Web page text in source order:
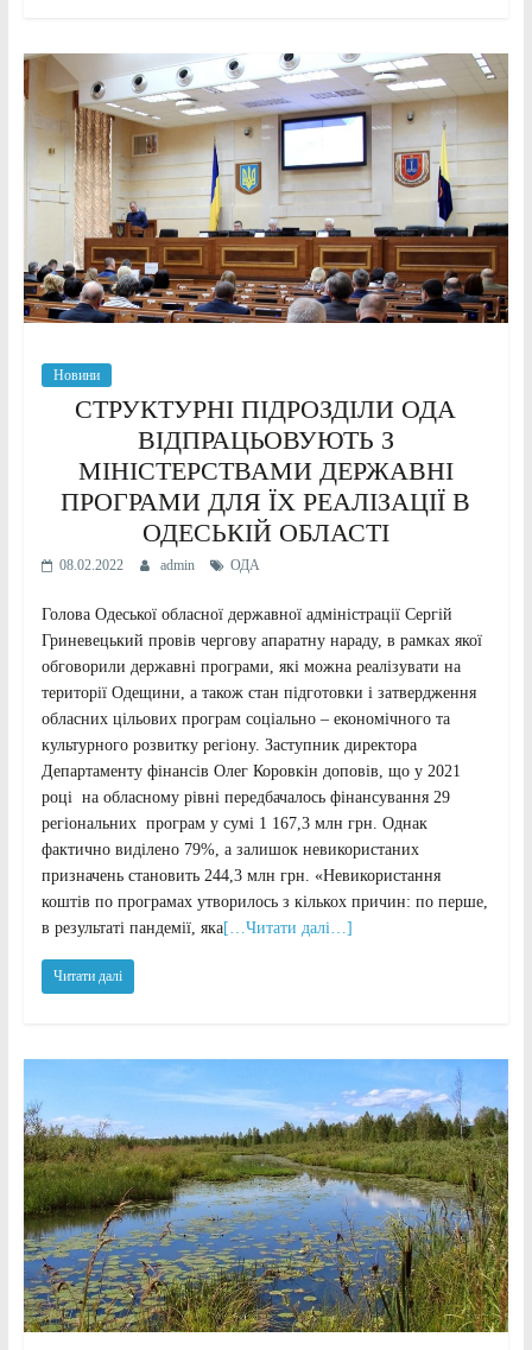
Новини
CТРУКТУРНІ ПІДРОЗДІЛИ ОДА
ВІДПРАЦЬОВУЮТЬ З
МІНІСТЕРСТВАМИ ДЕРЖАВНІ
ПРОГРАМИ ДЛЯ ЇХ РЕАЛІЗАЦІЇ В
ОДЕСЬКІЙ ОБЛАСТІ
08.02.2022 admin ОДА
Голова Одеської обласної державної адміністрації Сергій
Гриневецький провів чергову апаратну нараду, в рамках якої
обговорили державні програми, які можна реалізувати на
території Одещини, а також стан підготовки і затвердження
обласних цільових програм соціально – економічного та
культурного розвитку регіону. Заступник директора
Департаменту фінансів Олег Коровкін доповів, що у 2021
році на обласному рівні передбачалось фінансування 29
регіональних програм у сумі 1 167,3 млн грн. Однак
фактично виділено 79%, а залишок невикористаних
призначень становить 244,3 млн грн. «Невикористання
коштів по програмах утворилось з кількох причин: по перше,
в результаті пандемії, яка[…Читати далі…]
Читати далі